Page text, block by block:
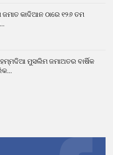
କାଦିଆନ ଠାରେ ୧୨୬ ତମ
ମୁସଲିମ ଜମାଅତର ବାର୍ଷିକ